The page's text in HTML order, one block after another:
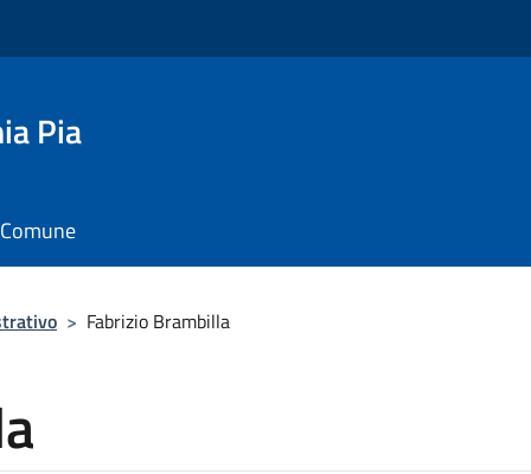
Pia
> Fabrizio Brambilla